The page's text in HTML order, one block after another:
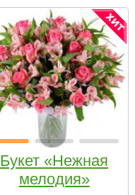
Букет «Нежная
мелодия»